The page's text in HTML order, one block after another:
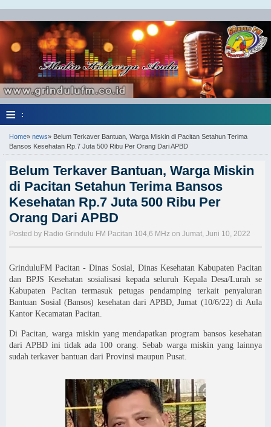
≡ :
Home» news» Belum Terkaver Bantuan, Warga Miskin di Pacitan Setahun Terima
Bansos Kesehatan Rp.7 Juta 500 Ribu Per Orang Dari APBD
Belum Terkaver Bantuan, Warga Miskin
di Pacitan Setahun Terima Bansos
Kesehatan Rp.7 Juta 500 Ribu Per
Orang Dari APBD
Posted by Radio Grindulu FM Pacitan 104,6 MHz on Jumat, Juni 10, 2022
GrinduluFM Pacitan - Dinas Sosial, Dinas Kesehatan Kabupaten Pacitan
dan BPJS Kesehatan sosialisasi kepada seluruh Kepala Desa/Lurah se
Kabupaten Pacitan termasuk petugas pendamping terkait penyaluran
Bantuan Sosial (Bansos) kesehatan dari APBD, Jumat (10/6/22) di Aula
Kantor Kecamatan Pacitan.
Di Pacitan, warga miskin yang mendapatkan program bansos kesehatan
dari APBD ini tidak ada 100 orang. Sebab warga miskin yang lainnya
sudah terkaver bantuan dari Provinsi maupun Pusat.